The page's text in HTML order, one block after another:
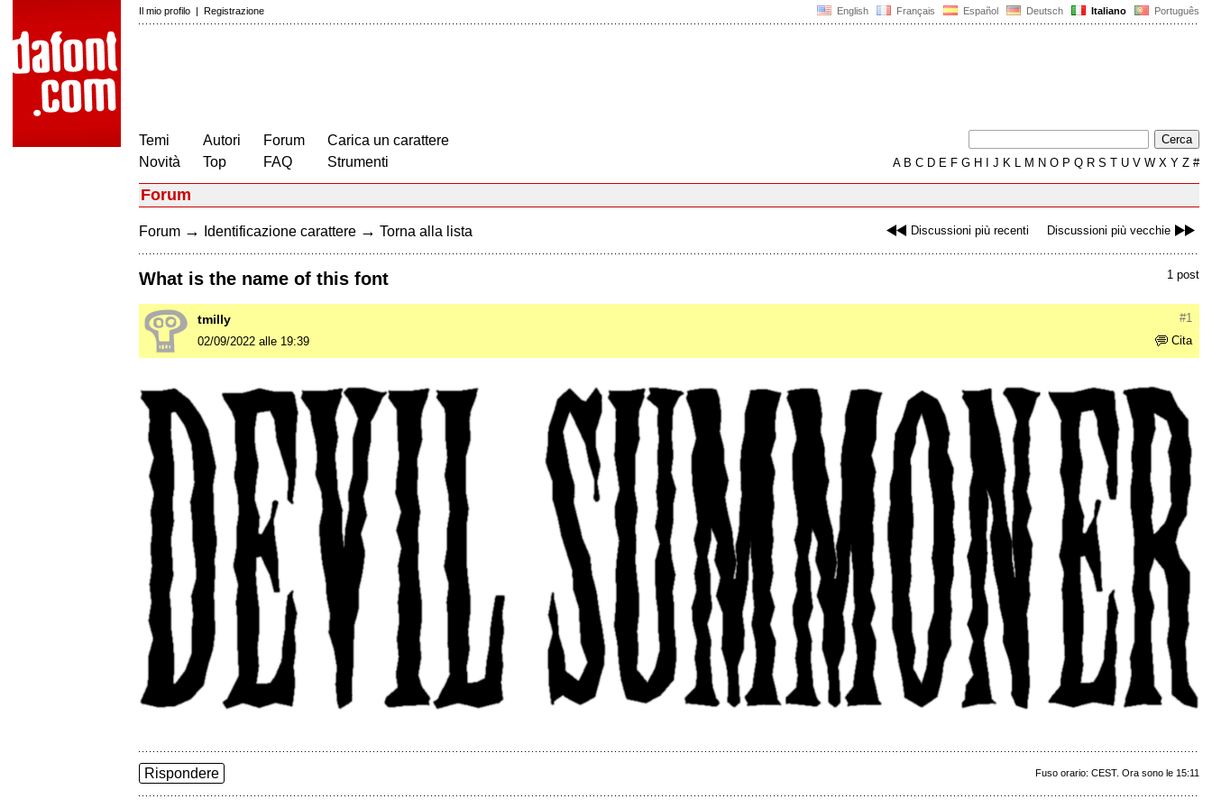
English Français Español Deutsch Italiano Português
Il mio profilo | Registrazione
Temi
Novità
Autori
Top
Forum
FAQ
Carica un carattere
Strumenti
AB C D E F G H J K L M N O P Q R S T U V W X Y Z #
Forum
Discussioni più recenti Discussioni più vecchie
Forum → Identificazione carattere → Torna alla lista
1 post
What is the name of this font
#1
tmilly
Cita
02/09/2022 alle 19:39
Fuso orario: CEST. Ora sono le 15:11
Rispondere